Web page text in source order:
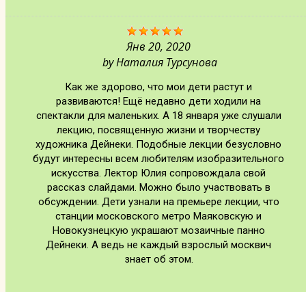
Янв 20, 2020
byНаталия Турсунова
Как же здорово, что мои дети растут и
развиваются! Ещё недавно дети ходили на
спектакли для маленьких. А 18 января уже слушали
лекцию, посвященную жизни и творчеству
художника Дейнеки. Подобные лекции безусловно
будут интересны всем любителям изобразительного
искусства. Лектор Юлия сопровождала свой
рассказ слайдами. Можно было участвовать в
обсуждении. Дети узнали на премьере лекции, что
станции московского метро Маяковскую и
Новокузнецкую украшают мозаичные панно
Дейнеки. А ведь не каждый взрослый москвич
знает об этом.